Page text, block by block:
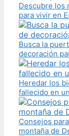
Descubre los
para vivir en
Busca la
decoración
Heredar los
fallecido en
Consejos
montaña de